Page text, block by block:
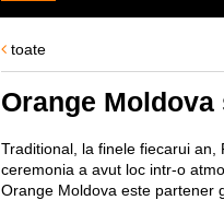
toate
Orange
Traditional, la finele fiecarui an,
ceremonia a avut loc intr-o
Orange Moldova este partener